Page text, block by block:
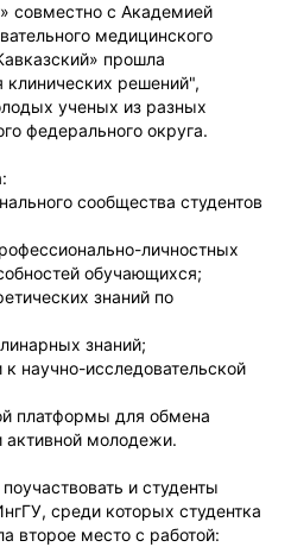
совместно с Академией
медицинского
прошла
решений",
ученых из разных
федерального округа.
сообщества студентов
личностных
обучающихся;
знаний по
знаний;
научно-исследовательской
платформы для обмена
молодежи.
и студенты
среди которых студентка
второе место с работой: